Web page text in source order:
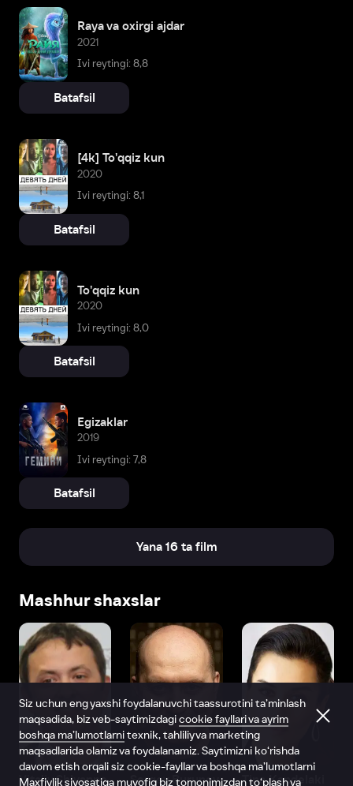
Raya va oxirgi ajdar
2021
Ivi reytingi: 8,8
Batafsil
[4k] To'qqiz kun
2020
Ivi reytingi: 8,1
Batafsil
To'qqiz kun
2020
Ivi reytingi: 8,0
Batafsil
Egizaklar
2019
Ivi reytingi: 7,8
Batafsil
Yana 16 ta film
Mashhur shaxslar
Vitaliy Shlyappo Sergey Burunov Tina Kandelaki
Siz uchun eng yaxshi foydalanuvchi taassurotini ta’minlash
maqsadida, biz veb-saytimizdagicookie fayllari va ayrim
boshqa ma’lumotlarnitexnik, tahliliy va marketing
maqsadlarida olamiz va foydalanamiz. Saytimizni ko‘rishda
davom etish orqali siz cookie-fayllar va boshqa ma’lumotlarni
Maxfiylik siyosatiga muvofiq biz tomonimizdan to‘plash va